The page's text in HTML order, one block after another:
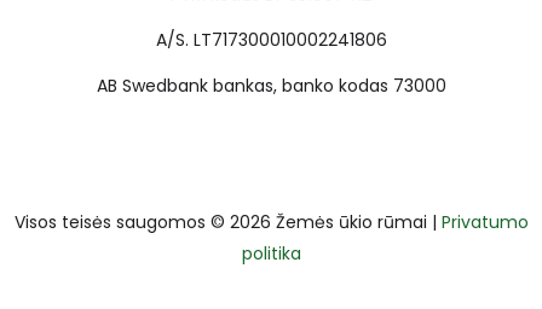
A/S. LT717300010002241806
AB Swedbank bankas, banko kodas 73000
Visos teisės saugomos © 2026 Žemės ūkio rūmai | Privatumo
politika